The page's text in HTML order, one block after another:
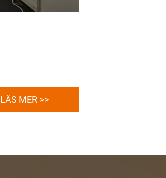
LÄS MER >>